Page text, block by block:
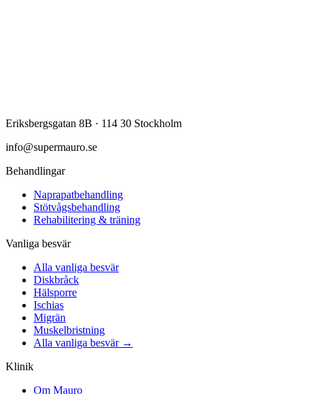
Eriksbergsgatan 8B · 114 30 Stockholm
info@supermauro.se
Behandlingar
Naprapatbehandling
Stötvågsbehandling
Rehabilitering & träning
Vanliga besvär
Alla vanliga besvär
Diskbråck
Hälsporre
Ischias
Migrän
Muskelbristning
Alla vanliga besvär→
Klinik
Om Mauro